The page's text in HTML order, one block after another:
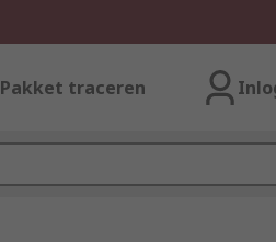
Pakket traceren